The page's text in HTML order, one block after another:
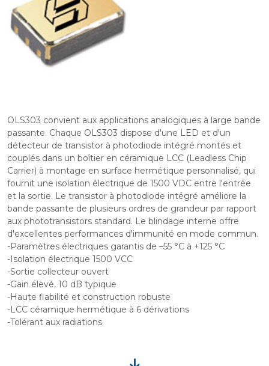
OLS303 convient aux applications analogiques à large bande
passante. Chaque OLS303 dispose d'une LED et d'un
détecteur de transistor à photodiode intégré montés et
couplés dans un boîtier en céramique LCC (Leadless Chip
Carrier) à montage en surface hermétique personnalisé, qui
fournit une isolation électrique de 1500 VDC entre l'entrée
et la sortie. Le transistor à photodiode intégré améliore la
bande passante de plusieurs ordres de grandeur par rapport
aux phototransistors standard. Le blindage interne offre
d'excellentes performances d'immunité en mode commun.
-Paramètres électriques garantis de –55 °C à +125 °C
-Isolation électrique 1500 VCC
-Sortie collecteur ouvert
-Gain élevé, 10 dB typique
-Haute fiabilité et construction robuste
-LCC céramique hermétique à 6 dérivations
-Tolérant aux radiations